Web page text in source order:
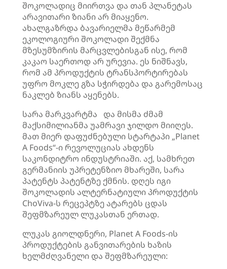
შოკოლადიც მიირთვა და თან პლანეტას
არავითარი ზიანი არ მიაყენო.
ახალგაზრდა ბავარიელმა მეწარმემ
ეკოლოგიური შოკოლადი შექმნა
მზესუმზირის მარცვლებისგან ისე, რომ
კაკაო საერთოდ არ ურევია. ეს ნიშნავს,
რომ ამ პროდუქტის ტრანსპორტირებას
უფრო მოკლე გზა სჭირდება და გარემოსაც
ნაკლებ ზიანს აყენებს.
სარა მარკვარტმა და მისმა ძმამ
მაქსიმილიანმა უამრავი ჯილდო მიიღეს.
მათ მიერ დაფუძნებული სტარტაპი „Planet
A Foods“-ი რევოლუციას ახდენს
საკონდიტრო ინდუსტრიაში. აქ, სამხრეთ
გერმანიის უპრეტენზიო მხარეში, სარა
პატენტს პატენტზე ქმნის. დღეს იგი
შოკოლადის ალტერნატიული პროდუქტის
ChoViva-ს რეცეპტზე ატარებს ცდას
შეფმზარეულ ლუკასთან ერთად.
ლუკას გიოლდნერი, Planet A Foods-ის
პროდუქტების განვითარების ხაზის
ხელმძღვანელი და შეფმზარეული: